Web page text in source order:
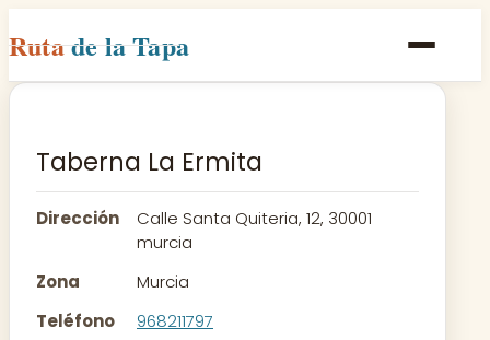
Rutade la Tapa
Inicio
Rutas
Contacto
Taberna La Ermita
Dirección
Calle Santa Quiteria, 12, 30001
murcia
Zona
Murcia
Teléfono
968211797